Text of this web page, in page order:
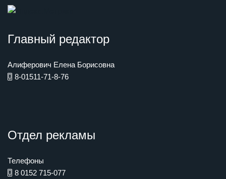
Главный редактор
Алиферович Елена Борисовна
8-01511-71-8-76
Отдел рекламы
Телефоны
8 0152 715-077